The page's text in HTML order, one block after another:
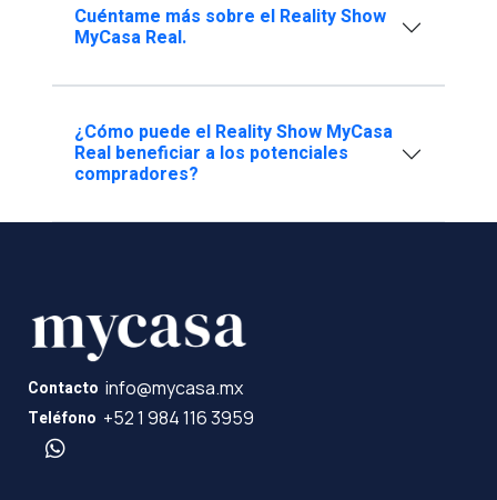
Cuéntame más sobre el Reality Show
MyCasa Real.
¿Cómo puede el Reality Show MyCasa
Real beneficiar a los potenciales
compradores?
Contacto info@mycasa.mx
Teléfono +52 1 984 116 3959